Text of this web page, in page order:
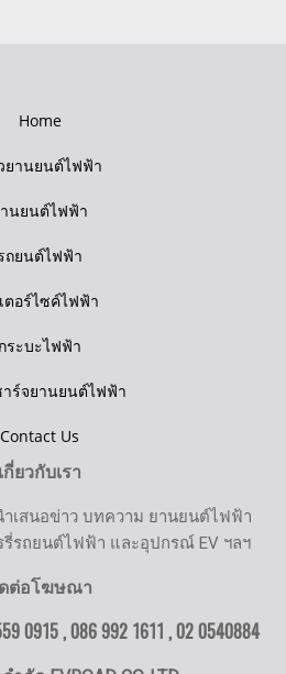
Home
ยานยนต์ไฟฟ้า
นยนต์ไฟฟ้า
ถยนต์ไฟฟ้า
ตอร์ไซค์ไฟฟ้า
กระบะไฟฟ้า
ร์จยานยนต์ไฟฟ้า
Contact Us
เกี่ยวกับเรา
ำเสนอข่าว บทความ ยานยนต์ไฟฟ้า
รี่รถยนต์ไฟฟ้า และอุปกรณ์ EV ฯลฯ
ต่อโฆษณา
0915 , 086 992 1611 ,02 0540884